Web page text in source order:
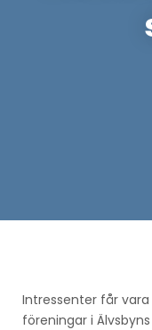
Intressenter får
föreningar i